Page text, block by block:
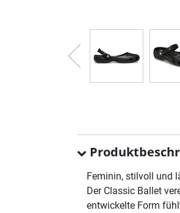
Feminin, stilvoll und
Der Classic Ballet
entwickelte Form